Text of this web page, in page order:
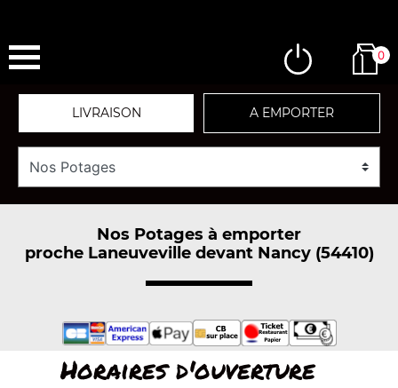
0
LIVRAISON A EMPORTER
Nos Potages à emporter
proche Laneuveville devant Nancy (54410)
Horaires d'ouverture